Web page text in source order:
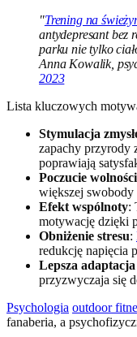
"Trening na
antydepresant bez
parku nie tylko
Anna Kowalik,
2023
Lista kluczowych
Stymulacja
zapachy przyrody
poprawiają
Poczucie wolności
większej swobody
Efekt wspólnoty:
motywację dzięki
Obniżenie stresu:
redukcję napięcia
Lepsza
przyzwyczaja się
Psychologia outdoor
fanaberia, a